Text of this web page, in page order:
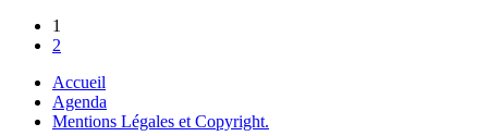
1
2
Accueil
Agenda
Mentions Légales et Copyright.